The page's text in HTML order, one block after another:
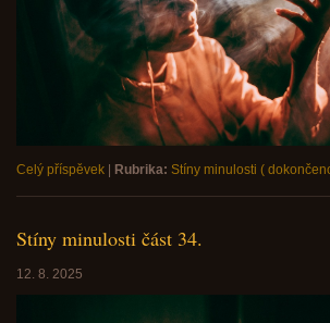
Celý příspěvek | Rubrika: Stíny minulosti (
Stíny minulosti část 34.
12. 8. 2025